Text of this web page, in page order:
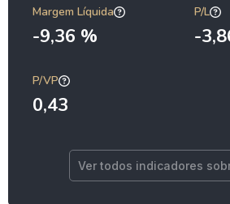
Margem Líquida
-9,36 %
P/L
-
P/VP
0,43
Ver todos indicadores